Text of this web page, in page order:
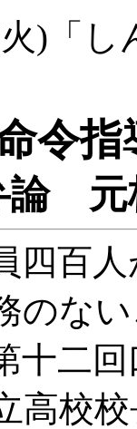
)「
令指
論 元
百人
のな
十二
高校